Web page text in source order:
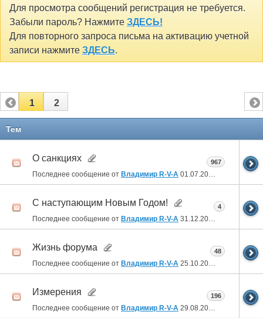
Для просмотра сообщений регистрация не требуется.
Забыли пароль? Нажмите ЗДЕСЬ!
Для повторного запроса письма на активацию учетной
записи нажмите ЗДЕСЬ.
1 2
Тем
О санкциях
Последнее сообщение от Владимир R-V-A 01.07.2026
967
С наступающим Новым Годом!
Последнее сообщение от Владимир R-V-A 31.12.2025
4
Жизнь форума
Последнее сообщение от Владимир R-V-A 25.10.2024
48
Измерения
Последнее сообщение от Владимир R-V-A 29.08.2024
196